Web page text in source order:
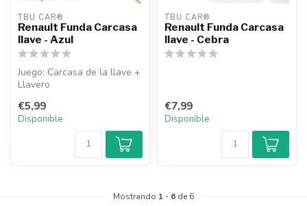
TBU CAR®
Renault Funda Carcasa
llave - Azul
Juego: Carcasa de la llave +
Llavero
€5,99
Disponible
TBU CAR®
Renault Funda Carcasa
llave - Cebra
€7,99
Disponible
Mostrando 1 - 6 de 6